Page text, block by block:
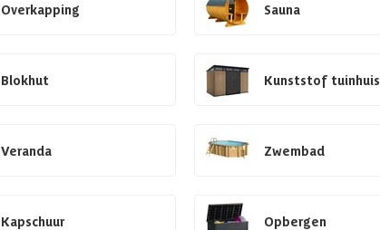
Overkapping Sauna
Blokhut Kunststof tuinhuis
Veranda Zwembad
Kapschuur Opbergen